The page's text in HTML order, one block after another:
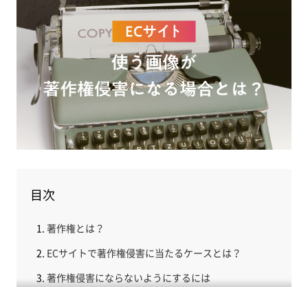
目次
著作権とは？
ECサイトで著作権侵害に当たるケースとは？
著作権侵害にならないようにするには